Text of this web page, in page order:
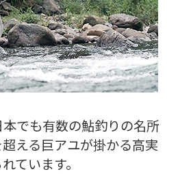
でも有数の鮎釣りの名所
える巨アユが掛かる高実
ています。